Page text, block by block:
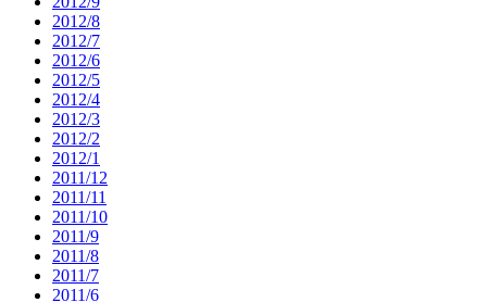
2012/8
2012/7
2012/6
2012/5
2012/4
2012/3
2012/2
2012/1
2011/12
2011/11
2011/10
2011/9
2011/8
2011/7
2011/6